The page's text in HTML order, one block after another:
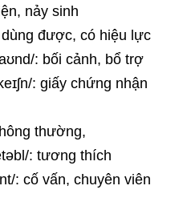
nảy sinh
dùng được, có hiệu lực
: bối cảnh, bổ trợ
: giấy chứng nhận
thường,
: tương thích
: cố vấn, chuyên viên